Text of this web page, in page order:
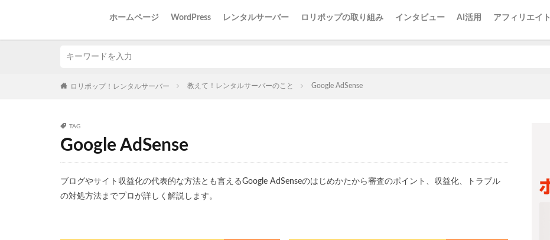
ホームページ WordPress レンタルサーバー ロリポップの取り組み インタビュー AI活用 アフィリエイト
ロリポップ！レンタルサーバー 教えて！レンタルサーバーのこと Google AdSense
TAG
Google AdSense
ブログやサイト収益化の代表的な方法とも言えるGoogle AdSenseのはじめかたから審査のポイント、収益化、トラブル
の対処方法までプロが詳しく解説します。